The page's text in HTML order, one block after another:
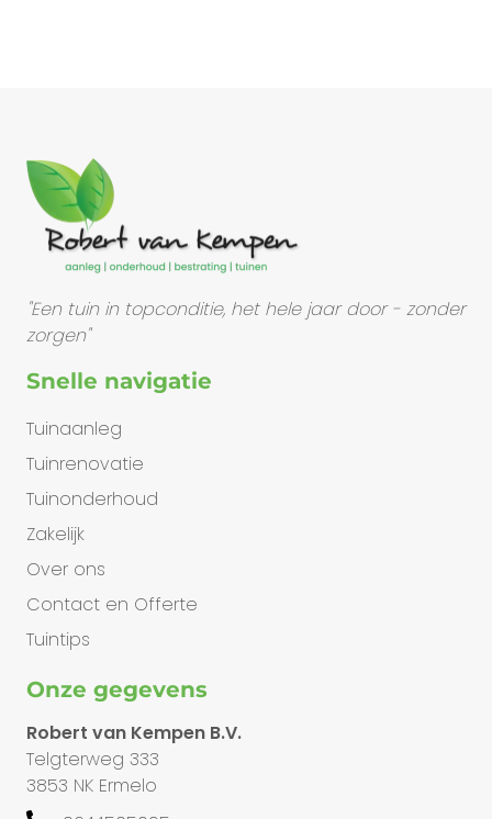
"Een tuin in topconditie, het hele jaar door - zonder
zorgen"
Snelle navigatie
Tuinaanleg
Tuinrenovatie
Tuinonderhoud
Zakelijk
Over ons
Contact en Offerte
Tuintips
Onze gegevens
Robert van Kempen B.V.
Telgterweg 333
3853 NK Ermelo